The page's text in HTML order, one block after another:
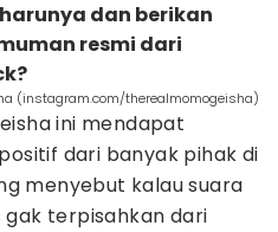
dan berikan
resmi dari
(instagram.com/therealmomogeisha)
ini mendapat
dari banyak pihak di
menyebut kalau suara
gak terpisahkan dari